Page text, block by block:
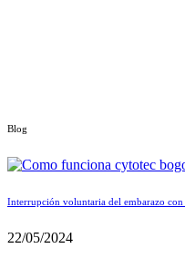
Blog
Interrupción voluntaria del embarazo con
22/05/2024